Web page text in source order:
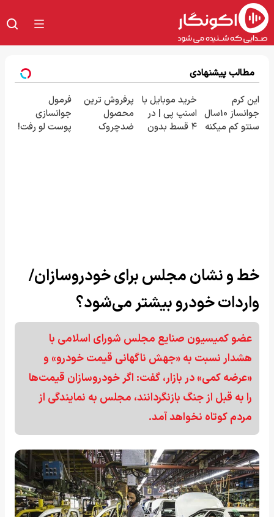
مطالب پیشنهادی
این کرم
جوانساز 10سال
سنتو کم میکنه
خرید موبایل با
اسنپ پی | در
۴ قسط بدون
پرفروش ترین
محصول
ضدچروک
فرمول
جوانسازی
پوست لو رفت!
خط و نشان مجلس برای خودروسازان/
واردات خودرو بیشتر می‌شود؟
عضو کمیسیون صنایع مجلس شورای اسلامی با
هشدار نسبت به «جهش ناگهانی قیمت خودرو» و
«عرضه کمی» در بازار، گفت: اگر خودروسازان قیمت‌ها
را به قبل از جنگ بازنگردانند، مجلس به نمایندگی از
مردم کوتاه نخواهد آمد.